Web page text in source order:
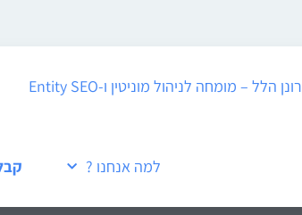
רונן הלל – מומחה לניהול מוניטין ו-Entity SEO
למה אנחנו ?